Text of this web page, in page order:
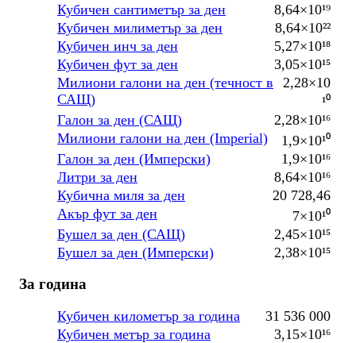
Кубичен сантиметър за ден
8,64×10¹⁹
Кубичен милиметър за ден
8,64×10²²
Кубичен инч за ден
5,27×10¹⁸
Кубичен фут за ден
3,05×10¹⁵
Милиони галони на ден (течност в
САЩ)
2,28×10
¹⁰
Галон за ден (САЩ)
2,28×10¹⁶
Милиони галони на ден (Imperial)
1,9×10¹⁰
Галон за ден (Имперски)
1,9×10¹⁶
Литри за ден
8,64×10¹⁶
Кубична миля за ден
20 728,46
Акър фут за ден
7×10¹⁰
Бушел за ден (САЩ)
2,45×10¹⁵
Бушел за ден (Имперски)
2,38×10¹⁵
За година
Кубичен километър за година
31 536 000
Кубичен метър за година
3,15×10¹⁶